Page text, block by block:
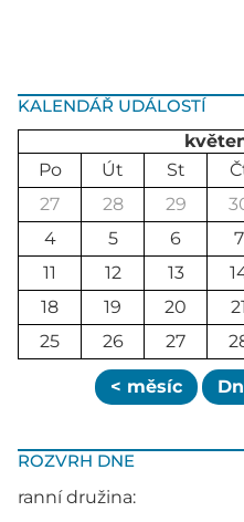
KALENDÁŘ UDÁLOSTÍ
Po
Út St
27
28 29
4
5 6 7
11
12 13
18
19 20 21
25
26 27
< měsíc
ROZVRH DNE
ranní družina: